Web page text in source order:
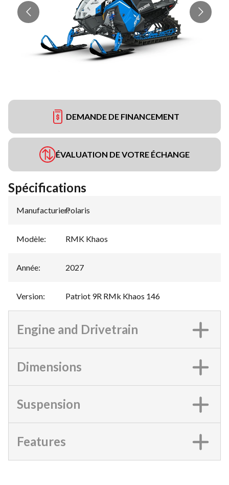
DEMANDE DE FINANCEMENT
ÉVALUATION DE VOTRE ÉCHANGE
Spécifications
Manufacturier:
Polaris
Modèle: RMK Khaos
Année: 2027
Version: Patriot 9R RMk Khaos 146
Engine and Drivetrain
Dimensions
Suspension
Features